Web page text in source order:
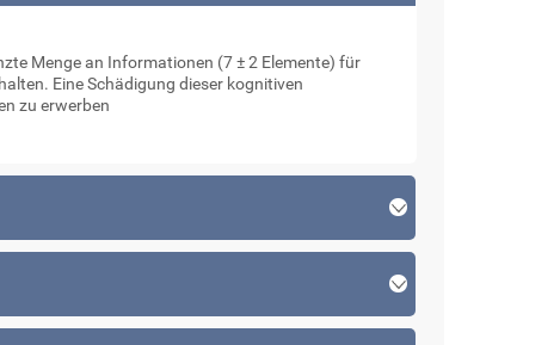
Menge an Informationen (7 ± 2 Elemente) für
Eine Schädigung dieser kognitiven
zu erwerben